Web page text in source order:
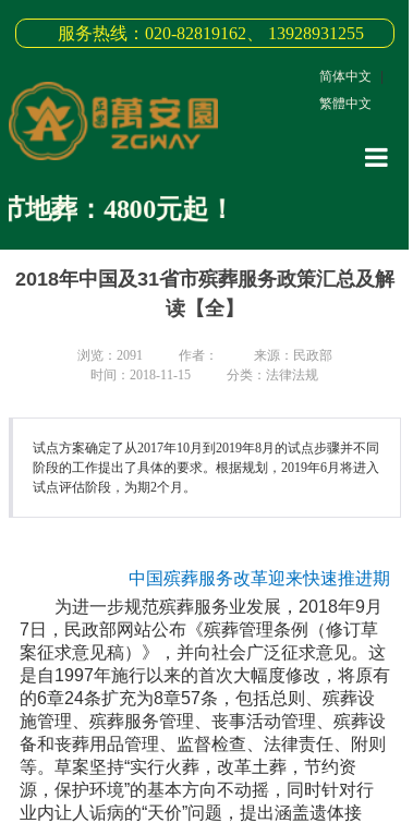
3D
缅怀
联系
服务热线：020-82819162、 13928931255
简体中文
繁體中文
葬：4800元起！
2018年中国及31省市殡葬服务政策汇总及解
读【全】
浏览： 2091 作者：
来源：民政部
时间：2018-11-15
分类：法律法规
试点方案确定了从2017年10月到2019年8月的试点步骤并不同
阶段的工作提出了具体的要求。根据规划，2019年6月将进入
试点评估阶段，为期2个月。
中国殡葬服务改革迎来快速推进期
为进一步规范殡葬服务业发展，2018年9月
7日，民政部网站公布《殡葬管理条例（修订草
案征求意见稿）》，并向社会广泛征求意见。这
是自1997年施行以来的首次大幅度修改，将原有
的6章24条扩充为8章57条，包括总则、殡葬设
施管理、殡葬服务管理、丧事活动管理、殡葬设
备和丧葬用品管理、监督检查、法律责任、附则
等。草案坚持“实行火葬，改革土葬，节约资
源，保护环境”的基本方向不动摇，同时针对行
业内让人诟病的“天价”问题，提出涵盖遗体接